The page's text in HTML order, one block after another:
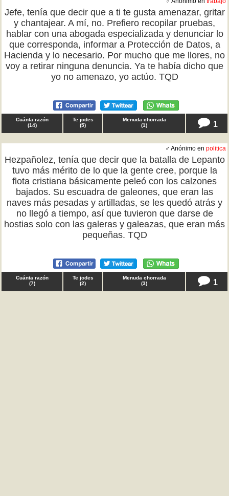
Jefe, tenía que decir que a ti te gusta amenazar, gritar
y chantajear. A mí, no. Prefiero recopilar pruebas,
hablar con una abogada especializada y denunciar lo
que corresponda, informar a Protección de Datos, a
Hacienda y lo necesario. Por mucho que me llores, no
voy a retirar ninguna denuncia. Ya te había dicho que
yo no amenazo, yo actúo. TQD
Cuánta razón
(14)
Te jodes
(5)
Menuda chorrada
(1) 1
♂ Anónimo en politica
Hezpañolez, tenía que decir que la batalla de Lepanto
tuvo más mérito de lo que la gente cree, porque la
flota cristiana básicamente peleó con los calzones
bajados. Su escuadra de galeones, que eran las
naves más pesadas y artilladas, se les quedó atrás y
no llegó a tiempo, así que tuvieron que darse de
hostias solo con las galeras y galeazas, que eran más
pequeñas. TQD
Cuánta razón
(7)
Te jodes
(2)
Menuda chorrada
(3) 1